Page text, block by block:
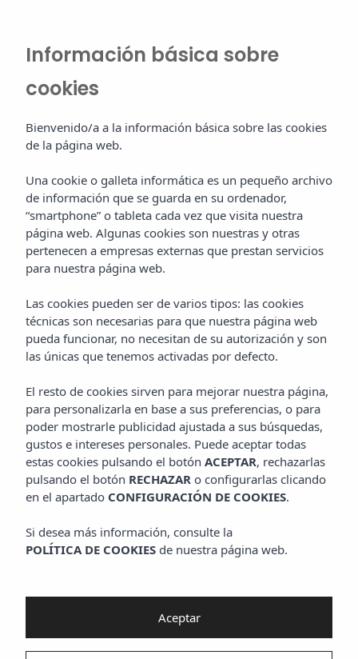
Información básica sobre
cookies
Bienvenido/a a la información básica sobre las cookies
de la página web.
Una cookie o galleta informática es un pequeño archivo
de información que se guarda en su ordenador,
“smartphone” o tableta cada vez que visita nuestra
página web. Algunas cookies son nuestras y otras
pertenecen a empresas externas que prestan servicios
para nuestra página web.
Las cookies pueden ser de varios tipos: las cookies
técnicas son necesarias para que nuestra página web
pueda funcionar, no necesitan de su autorización y son
las únicas que tenemos activadas por defecto.
El resto de cookies sirven para mejorar nuestra página,
para personalizarla en base a sus preferencias, o para
poder mostrarle publicidad ajustada a sus búsquedas,
gustos e intereses personales. Puede aceptar todas
estas cookies pulsando el botón ACEPTAR, rechazarlas
pulsando el botón RECHAZAR o configurarlas clicando
en el apartado CONFIGURACIÓN DE COOKIES.
Si desea más información, consulte la
POLÍTICA DE COOKIES de nuestra página web.
Aceptar